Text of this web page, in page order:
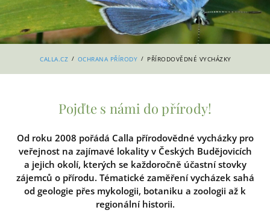
CALLA.CZ / OCHRANA PŘÍRODY / PŘÍRODOVĚDNÉ VYCHÁZKY
Pojďte s námi do přírody!
Od roku 2008 pořádá Calla přírodovědné vycházky pro
veřejnost na zajímavé lokality v Českých Budějovicích
a jejich okolí, kterých se každoročně účastní stovky
zájemců o přírodu. Tématické zaměření vycházek sahá
od geologie přes mykologii, botaniku a zoologii až k
regionální historii.